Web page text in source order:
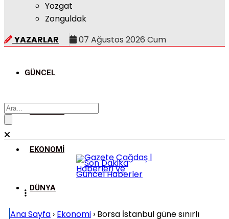
Yozgat
Zonguldak
YAZARLAR
07 Ağustos 2026 Cum
GÜNCEL
POLITIKA
EKONOMI
DÜNYA
Ana Sayfa › Ekonomi › Borsa İstanbul güne sınırlı